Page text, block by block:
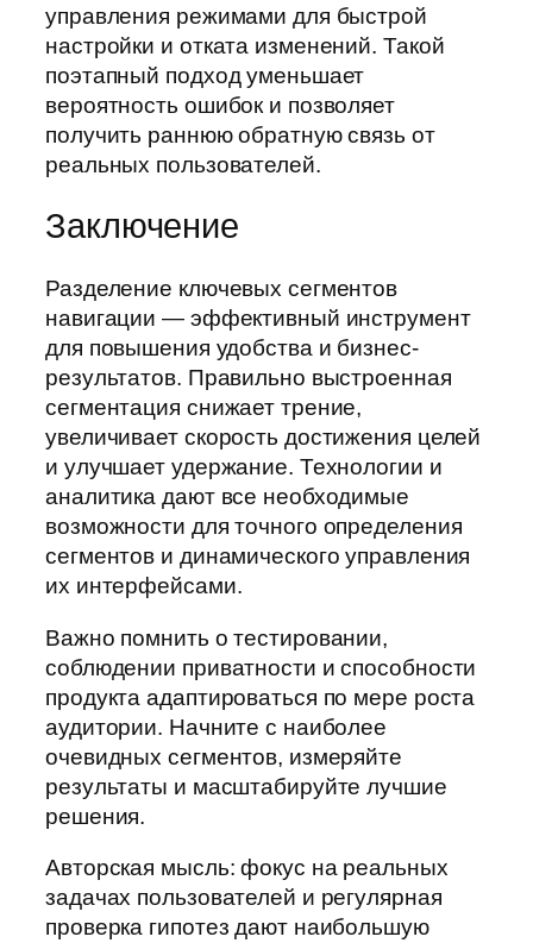
управления режимами для быстрой
настройки и отката изменений. Такой
поэтапный подход уменьшает
вероятность ошибок и позволяет
получить раннюю обратную связь от
реальных пользователей.
Заключение
Разделение ключевых сегментов
навигации — эффективный инструмент
для повышения удобства и бизнес-
результатов. Правильно выстроенная
сегментация снижает трение,
увеличивает скорость достижения целей
и улучшает удержание. Технологии и
аналитика дают все необходимые
возможности для точного определения
сегментов и динамического управления
их интерфейсами.
Важно помнить о тестировании,
соблюдении приватности и способности
продукта адаптироваться по мере роста
аудитории. Начните с наиболее
очевидных сегментов, измеряйте
результаты и масштабируйте лучшие
решения.
Авторская мысль: фокус на реальных
задачах пользователей и регулярная
проверка гипотез дают наибольшую